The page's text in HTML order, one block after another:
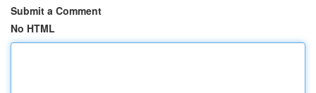
Submit a Comment
No HTML